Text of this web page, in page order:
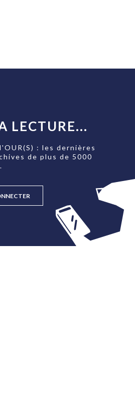
LECTURE...
: les dernières
de plus de 5000